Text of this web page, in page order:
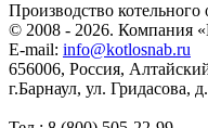
Производство котельного
© 2008 - 2026.
E-mail: info@kotlosnab.ru
656006, Россия,
г.Барнаул, ул. Гридасова,